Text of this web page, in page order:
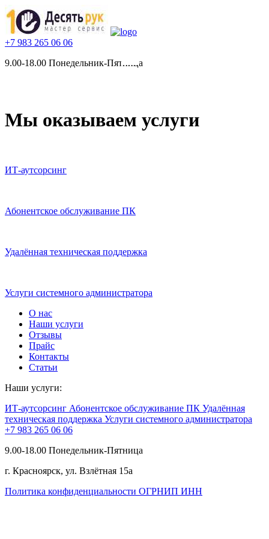
+7 983 265 06 06
9.00-18.00 Понедельник-Пятница
О
нас
Прайс
Мы оказываем услуги
ИТ-аутсорсинг
Абонентское обслуживание ПК
Удалённая техническая поддержка
Услуги системного администратора
О нас
Наши услуги
Отзывы
Прайс
Контакты
Статьи
Наши услуги:
ИТ-аутсорсинг Абонентское обслуживание ПК Удалённая
техническая поддержка Услуги системного администратора
+7 983 265 06 06
9.00-18.00 Понедельник-Пятница
г. Красноярск, ул. Взлётная 15а
Политика конфиденциальности ОГРНИП ИНН